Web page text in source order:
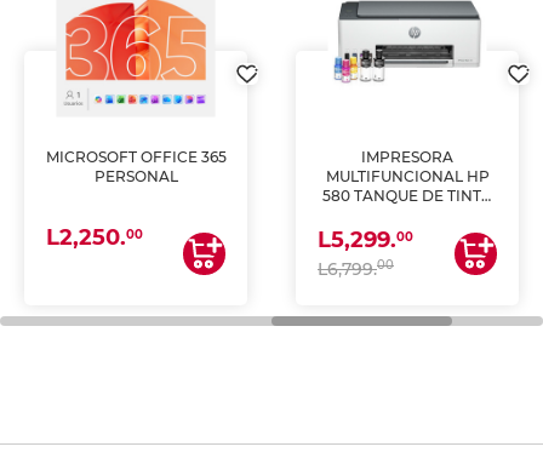
MICROSOFT OFFICE 365
PERSONAL
L2,250.00
IMPRESORA
MULTIFUNCIONAL HP
580 TANQUE DE TINTA
ESCANEA)
L5,299.00
L6,799.00